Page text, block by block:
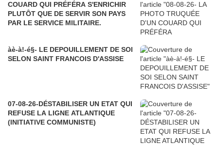
COUARD QUI PRÉFÉRA S'ENRICHIR
PLUTÔT QUE DE SERVIR SON PAYS
PAR LE SERVICE MILITAIRE.
àè-à!-é§- LE DEPOUILLEMENT DE SOI
SELON SAINT FRANCOIS D'ASSISE
07-08-26-DÉSTABILISER UN ETAT QUI
REFUSE LA LIGNE ATLANTIQUE
(INITIATIVE COMMUNISTE)